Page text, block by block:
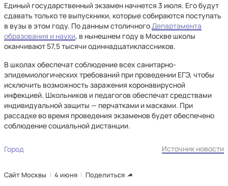
Единый государственный экзамен начнется 3 июля. Его будут
сдавать только те выпускники, которые собираются поступать
в вузы в этом году. По данным столичногоДепартамента
образования и науки, в нынешнем году в Москве школы
оканчивают 57,5 тысячи одиннадцатиклассников.
В школах обеспечат соблюдение всех санитарно-
эпидемиологических требований при проведении ЕГЭ, чтобы
исключить возможность заражения коронавирусной
инфекцией. Школьников и педагогов обеспечат средствами
индивидуальной защиты — перчатками и масками. При
рассадке во время проведения экзаменов будет обеспечено
соблюдение социальной дистанции.
Город Источник новости
Сайт Москвы 4 июня Поделиться